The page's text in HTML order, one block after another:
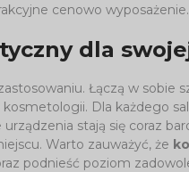
cenowo wyposażenie.
dla
Łączą w sobie
Dla każdego
stają się coraz
Warto zauważyć, że
podnieść poziom